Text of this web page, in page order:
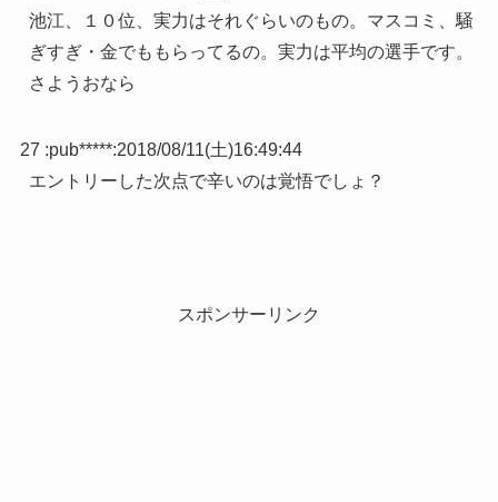
池江、１０位、実力はそれぐらいのもの。マスコミ、騒
ぎすぎ・金でももらってるの。実力は平均の選手です。
さようおなら
27 :pub*****:2018/08/11(土)16:49:44
エントリーした次点で辛いのは覚悟でしょ？
スポンサーリンク